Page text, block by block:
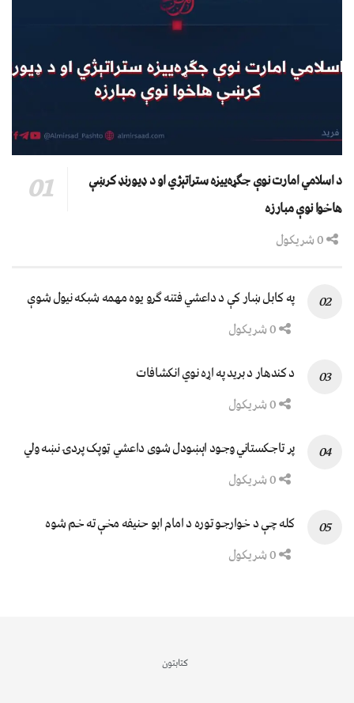
د اسلامي امارت نوې جګړه‌ییزه ستراتېژي او د ډیورنډ کرښې
هاخوا نوې مبارزه
په کابل ښار کې د داعشي فتنه ګرو يوه مهمه شبکه نيول شوې
د کندهار د برید په اړه نوي انکشافات
پر تاجکستاني وجود اېښودل شوی داعشي ټوپک پردۍ نښه ولي
کله چې د خوارجو توره د امام ابو حنیفه مخې ته خم شوه
کتابتون